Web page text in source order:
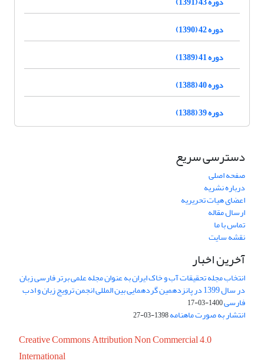
دوره 42 (1390)
دوره 41 (1389)
دوره 40 (1388)
دوره 39 (1388)
دسترسی سریع
صفحه اصلی
درباره نشریه
اعضای هیات تحریریه
ارسال مقاله
تماس با ما
نقشه سایت
آخرین اخبار
انتخاب مجله تحقیقات آب و خاک ایران به عنوان مجله علمی برتر فارسی زبان
در سال 1399 در پانزدهمین گردهمایی بین المللی انجمن ترویج زبان و ادب
فارسی1400-03-17
انتشار به صورت ماهنامه1398-03-27
Creative Commons Attribution Non Commercial 4.0
International